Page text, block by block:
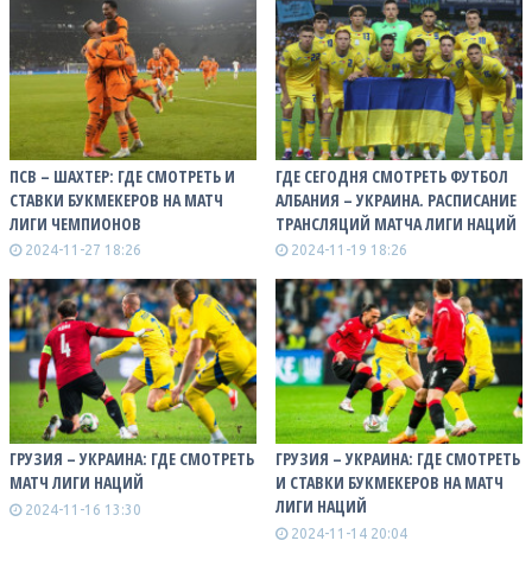
ПСВ – ШАХТЕР: ГДЕ СМОТРЕТЬ И
СТАВКИ БУКМЕКЕРОВ НА МАТЧ
ЛИГИ ЧЕМПИОНОВ
2024-11-27 18:26
ГДЕ СЕГОДНЯ СМОТРЕТЬ ФУТБОЛ
АЛБАНИЯ – УКРАИНА. РАСПИСАНИЕ
ТРАНСЛЯЦИЙ МАТЧА ЛИГИ НАЦИЙ
2024-11-19 18:26
ГРУЗИЯ – УКРАИНА: ГДЕ СМОТРЕТЬ
МАТЧ ЛИГИ НАЦИЙ
2024-11-16 13:30
ГРУЗИЯ – УКРАИНА: ГДЕ СМОТРЕТЬ
И СТАВКИ БУКМЕКЕРОВ НА МАТЧ
ЛИГИ НАЦИЙ
2024-11-14 20:04